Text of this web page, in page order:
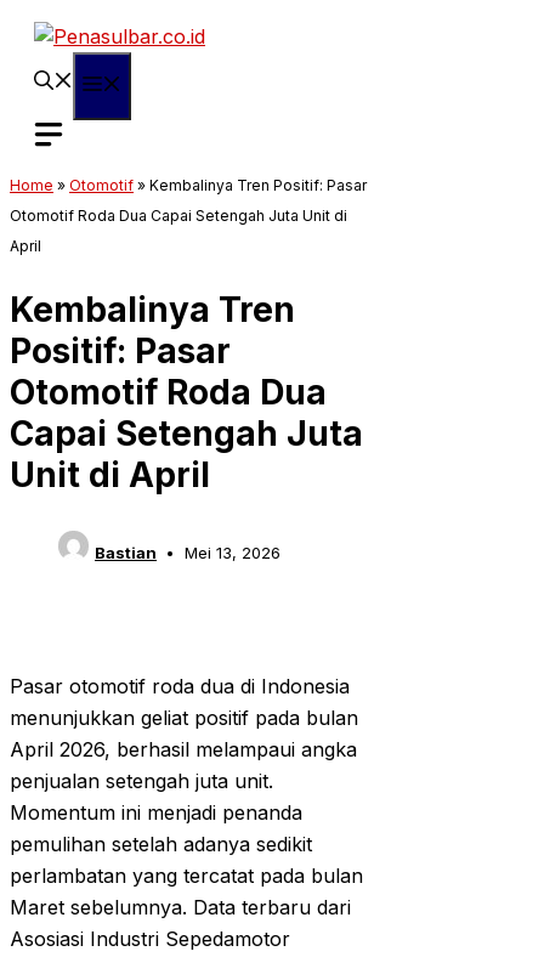
Langsung
Home » Otomotif » Kembalinya Tren Positif: Pasar
Otomotif Roda Dua Capai Setengah Juta Unit di
April
Kembalinya Tren
Positif: Pasar
Otomotif Roda Dua
Capai Setengah Juta
Unit di April
Bastian Mei 13, 2026
Pasar otomotif roda dua di Indonesia
menunjukkan geliat positif pada bulan
April 2026, berhasil melampaui angka
penjualan setengah juta unit.
Momentum ini menjadi penanda
pemulihan setelah adanya sedikit
perlambatan yang tercatat pada bulan
Maret sebelumnya. Data terbaru dari
Asosiasi Industri Sepedamotor